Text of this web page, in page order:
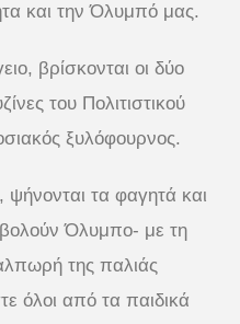
και την Όλυμπό μας.
βρίσκονται οι δύο
του Πολιτιστικού
ξυλόφουρνος.
ψήνονται τα φαγητά και
Όλυμπο- με τη
της παλιάς
όλοι από τα παιδικά